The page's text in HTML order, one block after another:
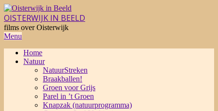
Skip
to
content
OISTERWIJK IN BEELD
films over Oisterwijk
Primary
Menu
Menu
Home
Natuur
NatuurStreken
Braakballen!
Groen voor Grijs
Parel in ’t Groen
Knapzak (natuurprogramma)